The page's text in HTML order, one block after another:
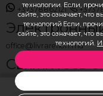
технологии. Если,
сайте, это означает, что
технологий.Если,
сайте, это означает, что
технологий.
+37378862121
office@livrareflori.md
Свяжитесь
whatsapp